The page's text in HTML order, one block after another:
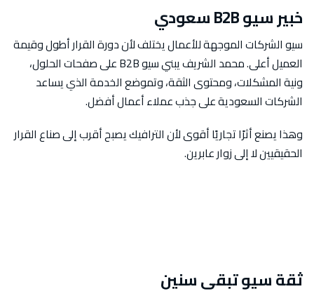
خبير سيو B2B سعودي
سيو الشركات الموجهة للأعمال يختلف لأن دورة القرار أطول وقيمة
العميل أعلى. محمد الشريف يبني سيو B2B على صفحات الحلول،
ونية المشكلات، ومحتوى الثقة، وتموضع الخدمة الذي يساعد
الشركات السعودية على جذب عملاء أعمال أفضل.
وهذا يصنع أثرًا تجاريًا أقوى لأن الترافيك يصبح أقرب إلى صناع القرار
الحقيقيين لا إلى زوار عابرين.
ثقة سيو تبقى سنين